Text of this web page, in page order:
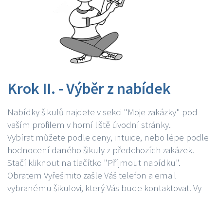
Krok II. - Výběr z nabídek
Nabídky šikulů najdete v sekci "Moje zakázky" pod
vaším profilem v horní liště úvodní stránky.
Vybírat můžete podle ceny, intuice, nebo lépe podle
hodnocení daného šikuly z předchozích zakázek.
Stačí kliknout na tlačítko "Příjmout nabídku".
Obratem Vyřešmito zašle Váš telefon a email
vybranému šikulovi, který Vás bude kontaktovat. Vy